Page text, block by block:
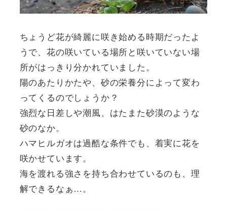
ちょうど花が綺麗に咲き始める時期だったよ
うで、花の咲いている場所と咲いていない場
所がはっきり分かれていました。
陽のあたりかたや、砂の栄養分によって変わ
ってくるのでしょうか？
強烈な日差しや潮風、はたまた砂漠のような
砂のなか。
ハマヒルガオは過酷な条件でも、着実に花を
咲かせています。
海を渡れる強さを持ち合わせているのも、理
解できるなぁ…。